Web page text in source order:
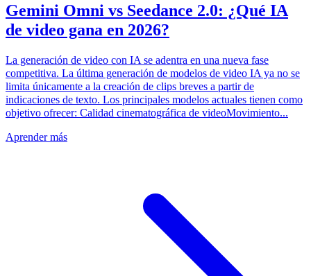
Gemini Omni vs Seedance 2.0: ¿Qué IA
de video gana en 2026?
La generación de video con IA se adentra en una nueva fase
competitiva. La última generación de modelos de video IA ya no se
limita únicamente a la creación de clips breves a partir de
indicaciones de texto. Los principales modelos actuales tienen como
objetivo ofrecer: Calidad cinematográfica de videoMovimiento...
Aprender más